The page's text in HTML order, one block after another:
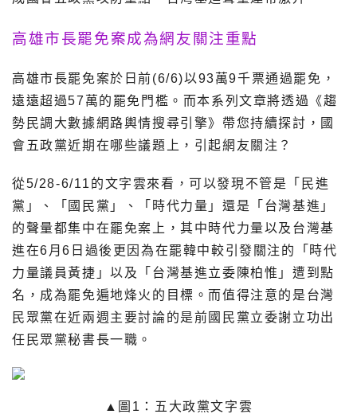
高雄市長罷免案成為網友關注重點
高雄市長罷免案於日前(6/6)以93萬9千票通過罷免，
遠遠超過57萬的罷免門檻。而本系列文章將透過《趨
勢民調大數據網路輿情搜尋引擎》帶您持續探討，國
會五政黨近期在哪些議題上，引起網友關注？
從5/28-6/11的文字雲來看，可以發現不管是「民進
黨」、「國民黨」、「時代力量」還是「台灣基進」
的聲量都集中在罷免案上，其中時代力量以及台灣基
進在6月6日過後更因為在罷韓中較引發關注的「時代
力量議員黃捷」以及「台灣基進立委陳柏惟」遭到點
名，成為罷免遍地烽火的目標。而值得注意的是台灣
民眾黨在近兩週主要討論的是前國民黨立委謝立功出
任民眾黨秘書長一職。
▲圖1：五大政黨文字雲